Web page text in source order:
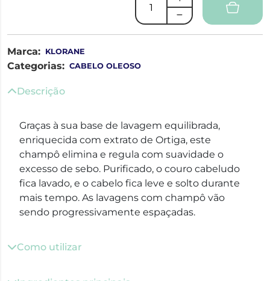
Marca: KLORANE
Categorias: CABELO OLEOSO
Descrição
Graças à sua base de lavagem equilibrada,
enriquecida com extrato de Ortiga, este
champô elimina e regula com suavidade o
excesso de sebo. Purificado, o couro cabeludo
fica lavado, e o cabelo fica leve e solto durante
mais tempo. As lavagens com champô vão
sendo progressivamente espaçadas.
Como utilizar